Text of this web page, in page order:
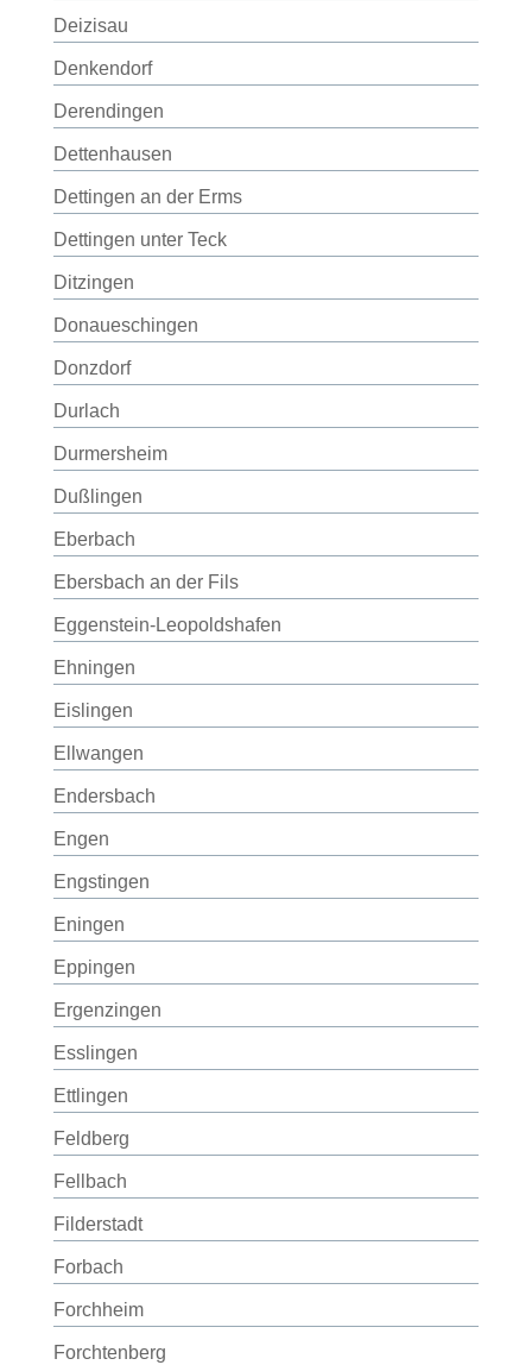
Deizisau
Denkendorf
Derendingen
Dettenhausen
Dettingen an der Erms
Dettingen unter Teck
Ditzingen
Donaueschingen
Donzdorf
Durlach
Durmersheim
Dußlingen
Eberbach
Ebersbach an der Fils
Eggenstein-Leopoldshafen
Ehningen
Eislingen
Ellwangen
Endersbach
Engen
Engstingen
Eningen
Eppingen
Ergenzingen
Esslingen
Ettlingen
Feldberg
Fellbach
Filderstadt
Forbach
Forchheim
Forchtenberg